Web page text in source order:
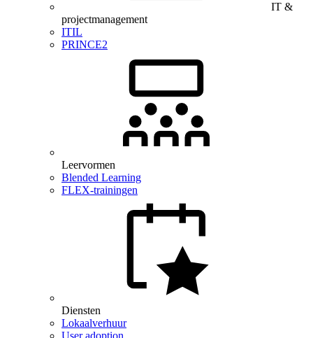
IT &
projectmanagement
ITIL
PRINCE2
Leervormen
Blended Learning
FLEX-trainingen
Diensten
Lokaalverhuur
User adoption